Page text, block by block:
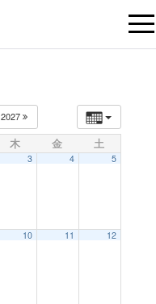
t
2027
木 金 土
3 4 5
10 11 12